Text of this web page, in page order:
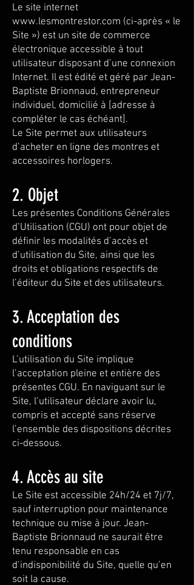
Le site internet
www.lesmontrestor.com (ci-après « le
Site ») est un site de commerce
électronique accessible à tout
utilisateur disposant d’une connexion
Internet. Il est édité et géré par Jean-
Baptiste Brionnaud, entrepreneur
individuel, domicilié à [adresse à
compléter le cas échéant].
Le Site permet aux utilisateurs
d’acheter en ligne des montres et
accessoires horlogers.
2. Objet
Les présentes Conditions Générales
d’Utilisation (CGU) ont pour objet de
définir les modalités d’accès et
d’utilisation du Site, ainsi que les
droits et obligations respectifs de
l’éditeur du Site et des utilisateurs.
3. Acceptation des
conditions
L’utilisation du Site implique
l’acceptation pleine et entière des
présentes CGU. En naviguant sur le
Site, l’utilisateur déclare avoir lu,
compris et accepté sans réserve
l’ensemble des dispositions décrites
ci-dessous.
4. Accès au site
Le Site est accessible 24h/24 et 7j/7,
sauf interruption pour maintenance
technique ou mise à jour. Jean-
Baptiste Brionnaud ne saurait être
tenu responsable en cas
d’indisponibilité du Site, quelle qu’en
soit la cause.